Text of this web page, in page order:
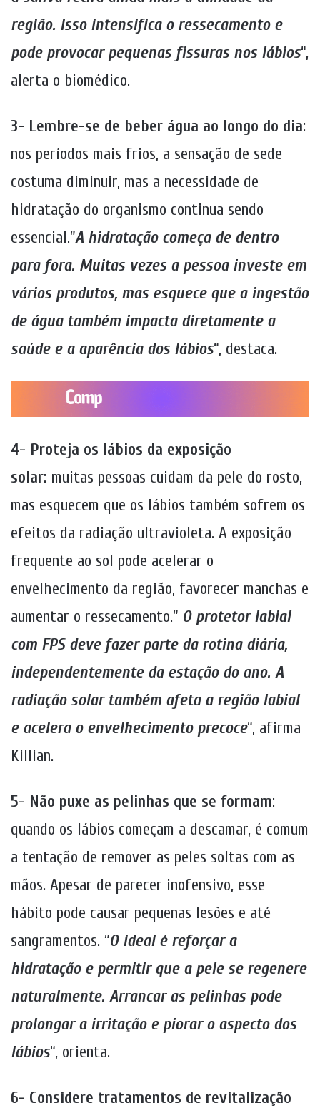
região. Isso intensifica o ressecamento e
pode provocar pequenas fissuras nos lábios“,
alerta o biomédico.
3- Lembre-se de beber água ao longo do dia:
nos períodos mais frios, a sensação de sede
costuma diminuir, mas a necessidade de
hidratação do organismo continua sendo
essencial.”A hidratação começa de dentro
para fora. Muitas vezes a pessoa investe em
vários produtos, mas esquece que a ingestão
de água também impacta diretamente a
saúde e a aparência dos lábios“, destaca.
4- Proteja os lábios da exposição
solar: muitas pessoas cuidam da pele do rosto,
mas esquecem que os lábios também sofrem os
efeitos da radiação ultravioleta. A exposição
frequente ao sol pode acelerar o
envelhecimento da região, favorecer manchas e
aumentar o ressecamento.” O protetor labial
com FPS deve fazer parte da rotina diária,
independentemente da estação do ano. A
radiação solar também afeta a região labial
e acelera o envelhecimento precoce“, afirma
Killian.
5- Não puxe as pelinhas que se formam:
quando os lábios começam a descamar, é comum
a tentação de remover as peles soltas com as
mãos. Apesar de parecer inofensivo, esse
hábito pode causar pequenas lesões e até
sangramentos. “O ideal é reforçar a
hidratação e permitir que a pele se regenere
naturalmente. Arrancar as pelinhas pode
prolongar a irritação e piorar o aspecto dos
lábios“, orienta.
6- Considere tratamentos de revitalização